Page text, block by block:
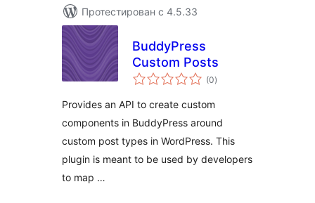
Протестирован с 4.5.33
BuddyPress
Custom Posts
(0общий
рейтинг
)
Provides an API to create custom
components in BuddyPress around
custom post types in WordPress. This
plugin is meant to be used by developers
to map …